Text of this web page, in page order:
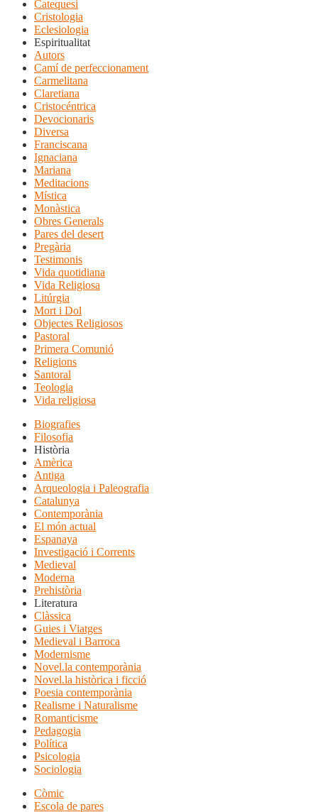
Catequesi
Cristologia
Eclesiologia
Espiritualitat
Autors
Camí de perfeccionament
Carmelitana
Claretiana
Cristocéntrica
Devocionaris
Diversa
Franciscana
Ignaciana
Mariana
Meditacions
Mística
Monàstica
Obres Generals
Pares del desert
Pregària
Testimonis
Vida quotidiana
Vida Religiosa
Litúrgia
Mort i Dol
Objectes Religiosos
Pastoral
Primera Comunió
Religions
Santoral
Teologia
Vida religiosa
Biografies
Filosofia
Història
Amèrica
Antiga
Arqueologia i Paleografia
Catalunya
Contemporània
El món actual
Espanaya
Investigació i Corrents
Medieval
Moderna
Prehistòria
Literatura
Clàssica
Guies i Viatges
Medieval i Barroca
Modernisme
Novel.la contemporània
Novel.la històrica i ficció
Poesia contemporània
Realisme i Naturalisme
Romanticisme
Pedagogia
Política
Psicologia
Sociologia
Còmic
Escola de pares